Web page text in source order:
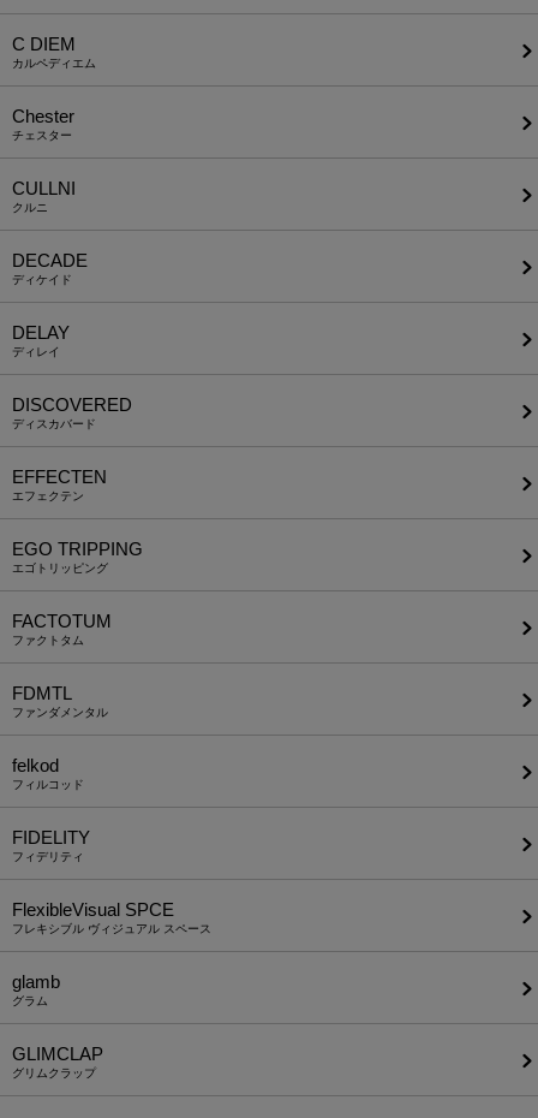
C DIEM
カルペディエム
Chester
チェスター
CULLNI
クルニ
DECADE
ディケイド
DELAY
ディレイ
DISCOVERED
ディスカバード
EFFECTEN
エフェクテン
EGO TRIPPING
エゴトリッピング
FACTOTUM
ファクトタム
FDMTL
ファンダメンタル
felkod
フィルコッド
FIDELITY
フィデリティ
FlexibleVisual SPCE
フレキシブル ヴィジュアル スペース
glamb
グラム
GLIMCLAP
グリムクラップ